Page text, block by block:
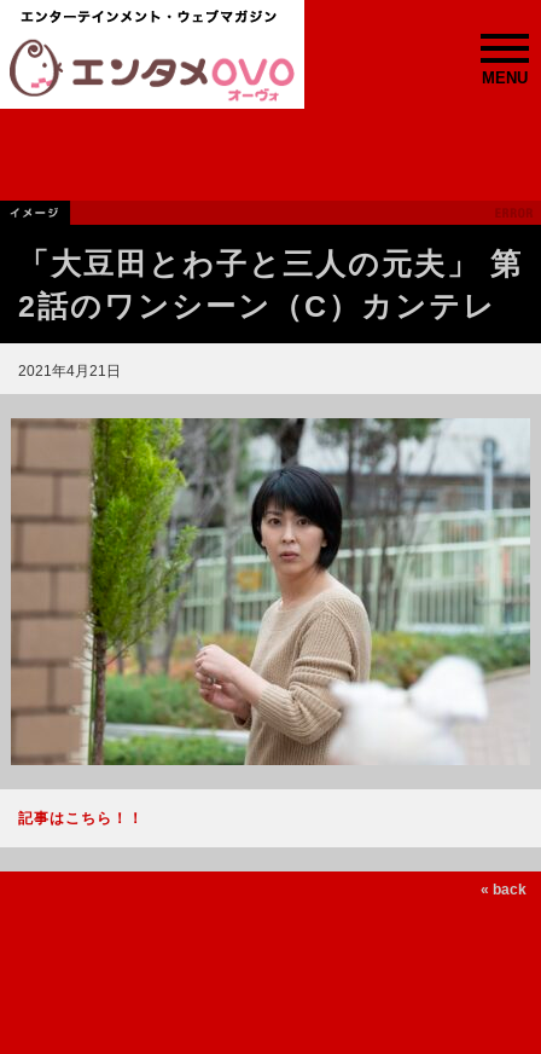
MENU
「大豆田とわ子と三人の元夫」 第
2話のワンシーン（C）カンテレ
2021年4月21日
記事はこちら！！
« back